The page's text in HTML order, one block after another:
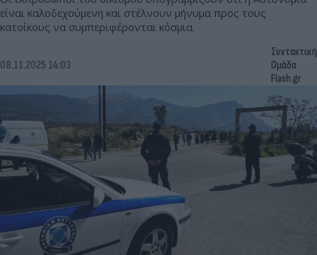
είναι καλοδεχούμενη και στέλνουν μήνυμα προς τους
κατοίκους να συμπεριφέρονται κόσμια.
08.11.2025 14:03
Συντακτική
Ομάδα
Flash.gr